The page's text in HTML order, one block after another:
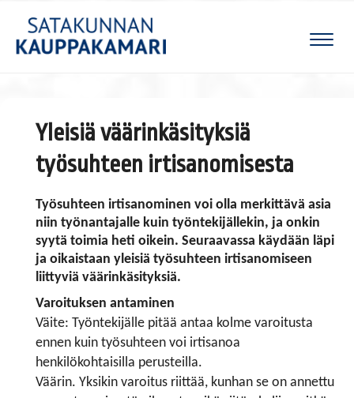
Yleisiä väärinkäsityksiä
työsuhteen irtisanomisesta
Työsuhteen irtisanominen voi olla merkittävä asia
niin työnantajalle kuin työntekijällekin, ja onkin
syytä toimia heti oikein. Seuraavassa käydään läpi
ja oikaistaan yleisiä työsuhteen irtisanomiseen
liittyviä väärinkäsityksiä.
Varoituksen antaminen
Väite: Työntekijälle pitää antaa kolme varoitusta
ennen kuin työsuhteen voi irtisanoa
henkilökohtaisilla perusteilla.
Väärin. Yksikin varoitus riittää, kunhan se on annettu